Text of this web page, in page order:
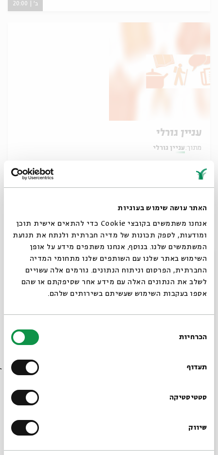
האתר עושה שימוש בעוגיות
אנחנו משתמשים בקובצי Cookie כדי להתאים אישית תוכן
ומודעות, לספק תכונות של מדיה חברתית ולנתח את תנועת
המשתמשים שלנו. בנוסף, אנחנו משתפים מידע על אופן
השימוש באתר שלנו עם השותפים שלנו מתחומי המדיה
החברתית, הפרסום וניתוח הנתונים. גורמים אלה עשויים
לשלב את הנתונים האלה עם מידע אחר שסיפקתם או שהם
אספו בעקבות השימוש שעשיתם בשירותים שלהם.
הסכמה
הכרחיות
תעדוף
סטטיסטיקה
שיווק
ב' | 20:00
עניין גורלי
מתוך: עניין גורלי
27.05
ב' | 20:00
20.05
סגור